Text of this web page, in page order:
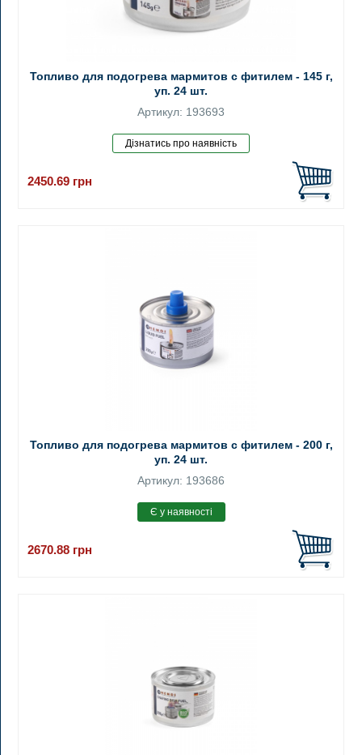
Топливо для подогрева мармитов с фитилем - 145 г,
уп. 24 шт.
Артикул: 193693
2450.69 грн
Топливо для подогрева мармитов с фитилем - 200 г,
уп. 24 шт.
Артикул: 193686
2670.88 грн